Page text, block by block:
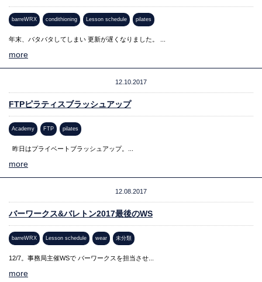
barreWRX condithioning Lesson schedule pilates
年末、バタバタしてしまい 更新が遅くなりました。 ...
more
12.10.2017
FTPピラティスブラッシュアップ
Academy FTP pilates
昨日はプライベートブラッシュアップ。...
more
12.08.2017
バーワークス&バレトン2017最後のWS
barreWRX Lesson schedule wear 未分類
12/7。事務局主催WSで バーワークスを担当させ...
more